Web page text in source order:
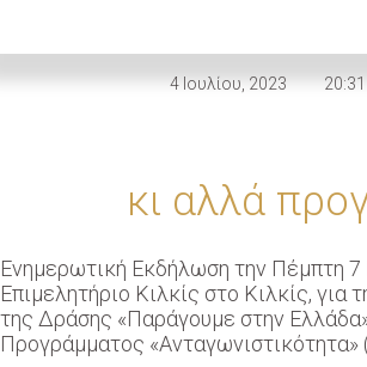
4 Ιουλίου, 2023 20:31
κι αλλά
Eνημερωτική Εκδήλωση την Πέμπτη
Eπιμελητήριο Κιλκίς στο Κιλκίς, για
της Δράσης «Παράγουμε στην
Προγράμματος